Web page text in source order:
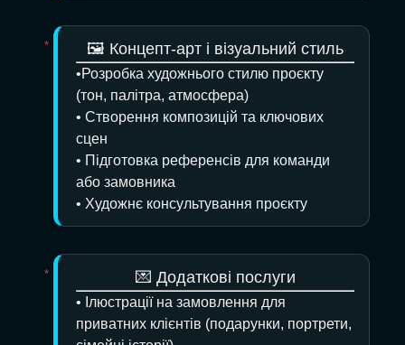
🖼️ Концепт-арт і візуальний стиль
•Розробка художнього стилю проєкту
(тон, палітра, атмосфера)
• Створення композицій та ключових
сцен
• Підготовка референсів для команди
або замовника
• Художнє консультування проєкту
💌 Додаткові послуги
• Ілюстрації на замовлення для
приватних клієнтів (подарунки, портрети,